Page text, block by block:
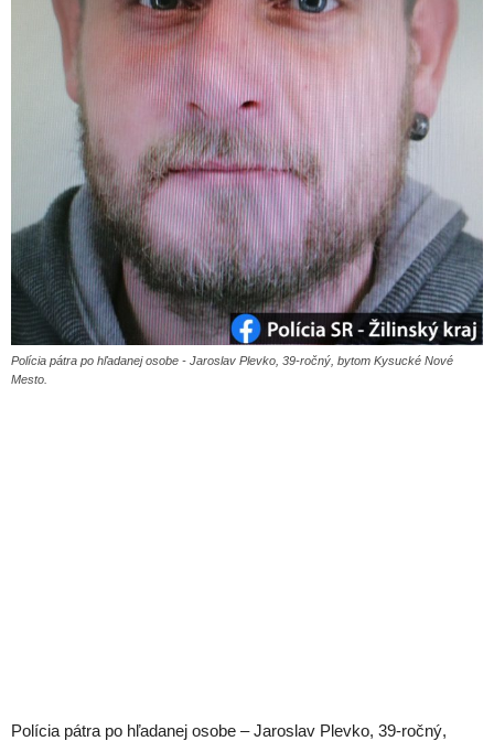
Polícia pátra po hľadanej osobe - Jaroslav Plevko, 39-ročný, bytom Kysucké Nové
Mesto.
Polícia pátra po hľadanej osobe – Jaroslav Plevko, 39-ročný,